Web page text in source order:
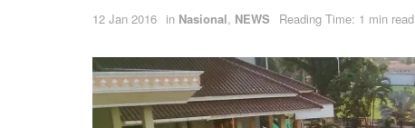
12 Jan 2016 in Nasional, NEWS Reading Time: 1 min read